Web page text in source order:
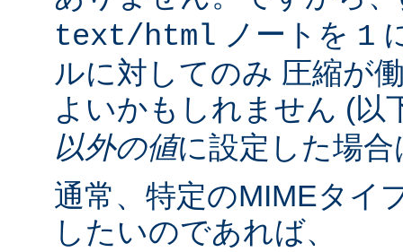
text/html ノートを 1
ルに対してのみ 圧縮が
よいかもしれません (以
以外の値に設定した場
通常、特定のMIMEタイ
したいのであれば、